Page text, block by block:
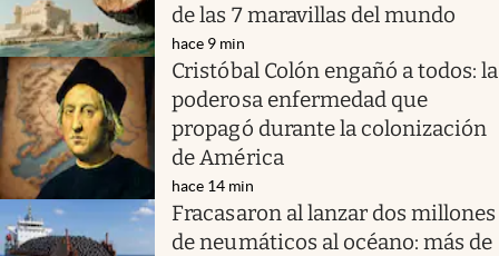
de las 7 maravillas del mundo
hace 9 min
Cristóbal Colón engañó a todos: la
poderosa enfermedad que
propagó durante la colonización
de América
hace 14 min
Fracasaron al lanzar dos millones
de neumáticos al océano: más de